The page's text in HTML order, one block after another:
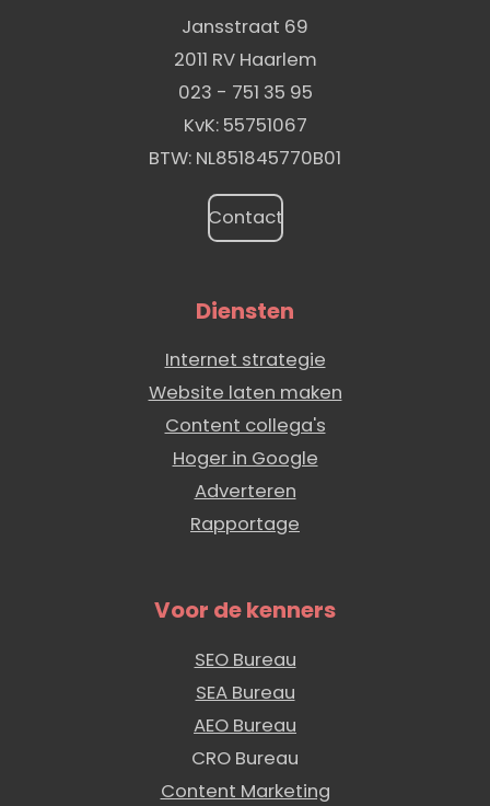
Jansstraat 69
2011 RV Haarlem
023 - 751 35 95
KvK: 55751067
BTW: NL851845770B01
Contact
Diensten
Internet strategie
Website laten maken
Content collega's
Hoger in Google
Adverteren
Rapportage
Voor de kenners
SEO Bureau
SEA Bureau
AEO Bureau
CRO Bureau
Content Marketing